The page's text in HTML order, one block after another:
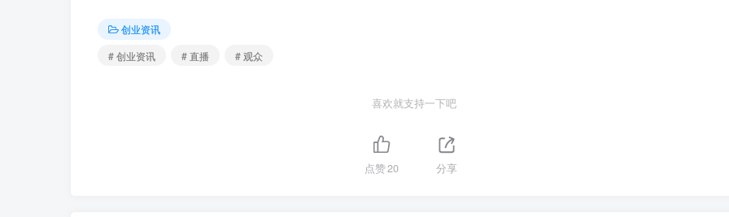
创业资讯
# 创业资讯
# 直播 # 观众
喜欢就支持一下吧
点赞20 分享